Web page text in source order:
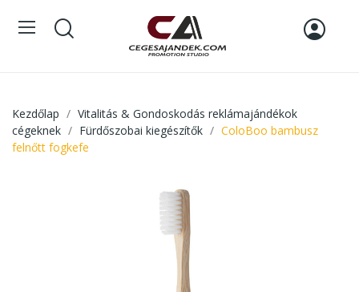
Kezdőlap
Vitalitás & Gondoskodás reklámajándékok
cégeknek
Fürdőszobai kiegészítők
ColoBoo bambusz
felnőtt fogkefe